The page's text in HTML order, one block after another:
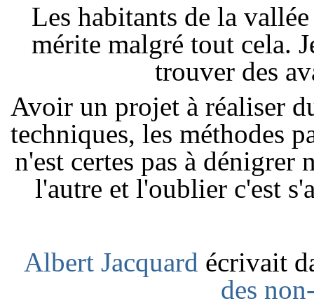
Les habitants de la
mérite malgré tout cela.
trouver des
Avoir un projet à réaliser
techniques, les méthodes
n'est certes pas à dénigrer
l'autre et l'oublier c'est
Albert Jacquard écrivait
des